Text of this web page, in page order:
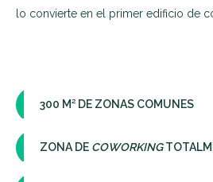
lo convierte en el primer edificio de
300 M² DE ZONAS COMUNES
ZONA DE COWORKING